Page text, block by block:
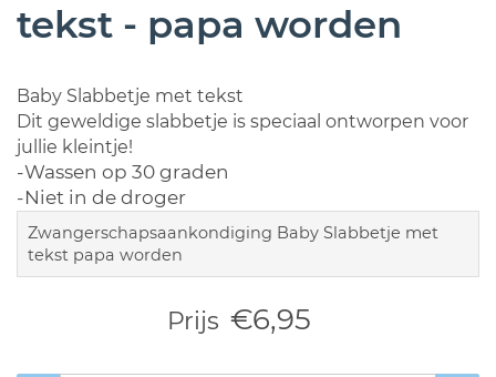
tekst - papa worden
Baby Slabbetje met tekst
Dit geweldige slabbetje is speciaal ontworpen voor
jullie kleintje!
-Wassen op 30 graden
-Niet in de droger
Zwangerschapsaankondiging Baby Slabbetje met
tekst papa worden
Prijs €6,95